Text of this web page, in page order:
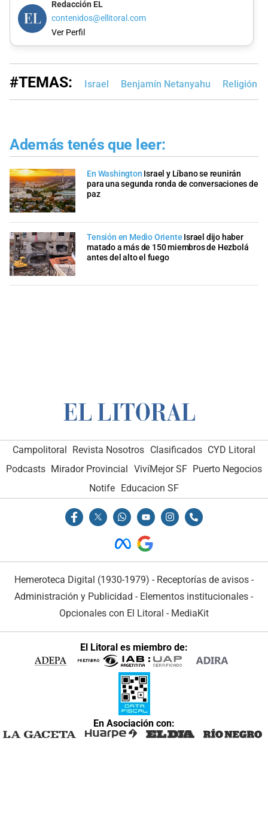
Redacción EL
contenidos@ellitoral.com
Ver Perfil
#TEMAS: Israel Benjamín Netanyahu Religión
Además tenés que leer:
En Washington Israel y Líbano se reunirán
para una segunda ronda de conversaciones de
paz
Tensión en Medio Oriente Israel dijo haber
matado a más de 150 miembros de Hezbolá
antes del alto el fuego
Campolitoral Revista Nosotros Clasificados CYD Litoral
Podcasts Mirador Provincial VivíMejor SF Puerto Negocios
Notife Educacion SF
Hemeroteca Digital (1930-1979) - Receptorías de avisos -
Administración y Publicidad - Elementos institucionales -
Opcionales con El Litoral - MediaKit
El Litoral es miembro de:
En Asociación con: